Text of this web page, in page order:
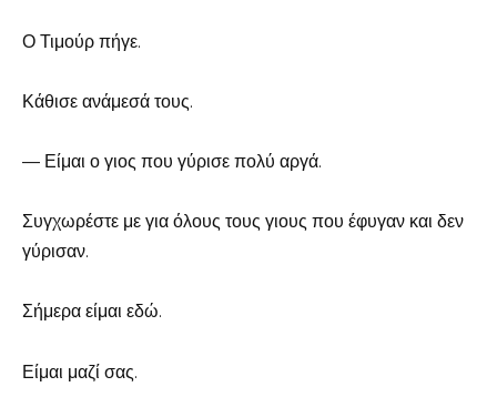
Ο Τιμούρ πήγε.
Κάθισε ανάμεσά τους.
— Είμαι ο γιος που γύρισε πολύ αργά.
Συγχωρέστε με για όλους τους γιους που έφυγαν και δεν
γύρισαν.
Σήμερα είμαι εδώ.
Είμαι μαζί σας.